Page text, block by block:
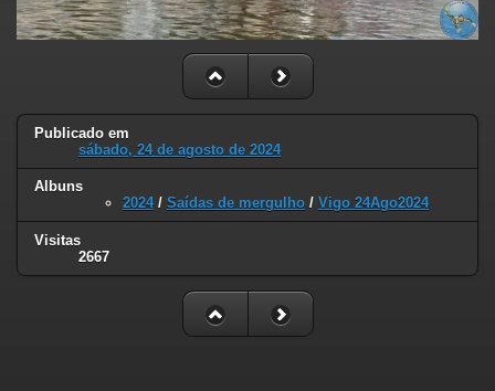
Publicado em
sábado, 24 de agosto de 2024
Albuns
2024/ Saídas de mergulho / Vigo 24Ago2024
Visitas
2667